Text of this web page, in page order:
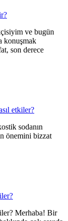
ve bugün
konuşmak
son derece
etkiler?
sodanın
önemini bizzat
Merhaba! Bir